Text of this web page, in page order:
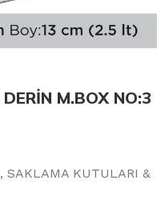
M.BOX NO:3
, SAKLAMA KUTULARI &